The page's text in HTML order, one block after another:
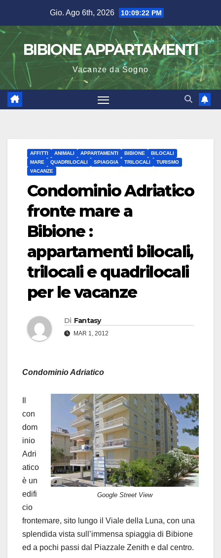
contenuto
Gio. Ago 6th, 2026 10:09:22 PM
BIBIONE APPARTAMENTI
Vacanze da Sogno
AFFITTI ANIMALI APPARTAMENTI BIBIONE
BILOCALI
MARE
QUADRILOCALI SPIAGGIA TRILOCALI
TURISMO
VACANZE
Condominio Adriatico
fronte mare a
Bibione :
appartamenti bilocali,
trilocali e quadrilocali
per le vacanze
Di Fantasy
MAR 1, 2012
Condominio Adriatico
Google Street View
con
dom
inio
Adri
atico
è un
edifi
cio
frontemare, sito lungo il Viale della Luna, con una
splendida vista sull’immensa spiaggia di Bibione
ed a pochi passi dal Piazzale Zenith e dal centro.